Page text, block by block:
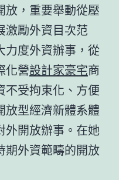
放，重要舉動從壓
激勵外資目次范
力度外資辦事，從
化營設計家豪宅商
不受拘束化、方便
放型經濟新體系體
外開放辦事。在她
期外資範疇的開放